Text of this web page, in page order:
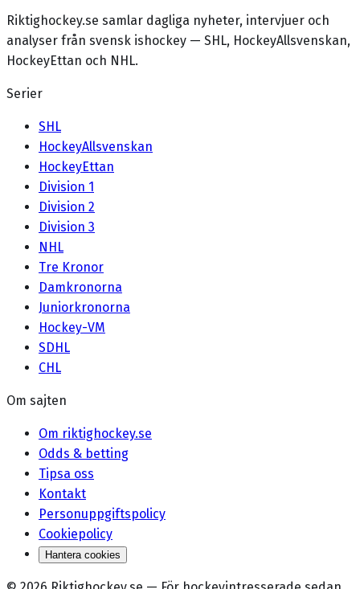
Riktighockey.se samlar dagliga nyheter, intervjuer och
analyser från svensk ishockey — SHL, HockeyAllsvenskan,
HockeyEttan och NHL.
Serier
SHL
HockeyAllsvenskan
HockeyEttan
Division 1
Division 2
Division 3
NHL
Tre Kronor
Damkronorna
Juniorkronorna
Hockey-VM
SDHL
CHL
Om sajten
Om riktighockey.se
Odds & betting
Tipsa oss
Kontakt
Personuppgiftspolicy
Cookiepolicy
Hantera cookies